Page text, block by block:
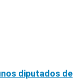
diputados de